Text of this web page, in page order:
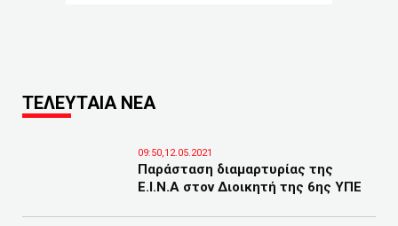
ΤΕΛΕΥΤΑΙΑ ΝΕΑ
09:50,12.05.2021
Παράσταση διαμαρτυρίας της
Ε.Ι.Ν.Α στον Διοικητή της 6ης ΥΠΕ